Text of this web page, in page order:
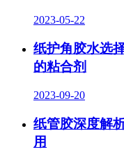
2023-05-22
纸护角胶水选
的粘合剂
2023-09-20
纸管胶深度解
用